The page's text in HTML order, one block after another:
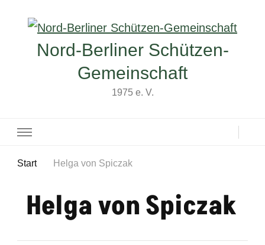
Nord-Berliner Schützen-
Gemeinschaft
1975 e. V.
Start Helga von Spiczak
Helga von Spiczak